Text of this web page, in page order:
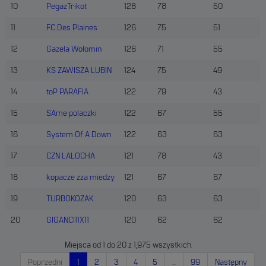
10 PegazTrikot 128 78 50
FC Des Plaines 126 75 51
12 Gazela Wołomin 126 71 55
13 KS ZAWISZA LUBIN 124 75 49
14 toP PARAFIA 122 79 43
15 SAme polaczki 122 67 55
16 System Of A Down 122 63 63
17 CZN LALOCHA 121 78 43
18 kopacze zza miedzy 121 67 67
19 TURBOKOZAK 120 63 63
20 GIGANCI11X11 120 62 62
Miejsca od 1 do 20 z 1,975 wszystkich.
Poprzedni 2 3 4 5 … 99 Następny
DOSTOSUJ ZGODY
Te pliki cookie pozwalają nam zrozumieć, w jaki sposób użytkownik
jakie treści cieszą się zainteresowaniem. Wykorzystywanie tych
podnoszenie jego jakości i wdrażanie nowych funkcjonalności. Pliki
partnerów, których narzędzia wykorzystujemy w serwisie. Brak
MARKETINGOWE PLIKI COOKIES
Wykorzystujemy te pliki do wyświetlania reklam dopasowanych do
Twoich preferencji, zarówno w serwisie jak i poza nim, w tym w